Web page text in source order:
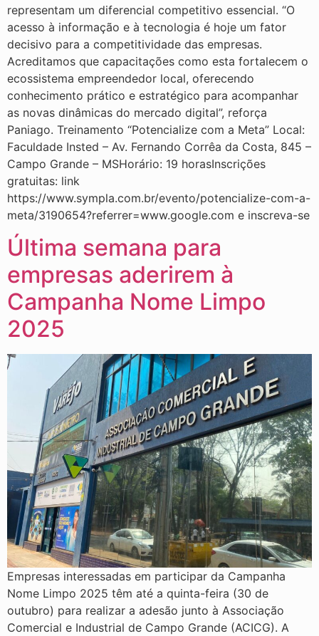
representam um diferencial competitivo essencial. “O
acesso à informação e à tecnologia é hoje um fator
decisivo para a competitividade das empresas.
Acreditamos que capacitações como esta fortalecem o
ecossistema empreendedor local, oferecendo
conhecimento prático e estratégico para acompanhar
as novas dinâmicas do mercado digital”, reforça
Paniago. Treinamento “Potencialize com a Meta” Local:
Faculdade Insted – Av. Fernando Corrêa da Costa, 845 –
Campo Grande – MSHorário: 19 horasInscrições
gratuitas: link
https://www.sympla.com.br/evento/potencialize-com-a-
meta/3190654?referrer=www.google.com e inscreva-se
Última semana para
empresas aderirem à
Campanha Nome Limpo
2025
Empresas interessadas em participar da Campanha
Nome Limpo 2025 têm até a quinta-feira (30 de
outubro) para realizar a adesão junto à Associação
Comercial e Industrial de Campo Grande (ACICG). A